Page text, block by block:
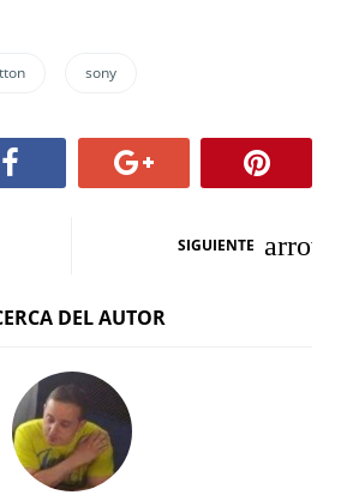
sony
SIGUIENTE
DEL AUTOR